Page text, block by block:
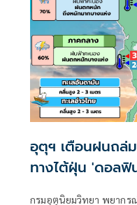
อุตุฯ เตือนฝนถล่
ทางไต้ฝุ่น 'ดอลฟิ
กรมอุตุนิยมวิทยา พยากร